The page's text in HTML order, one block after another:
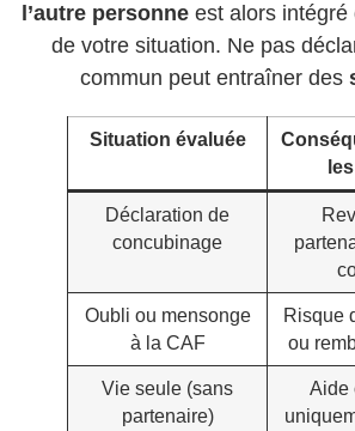
l’autre personne est alors intégré
de votre situation. Ne pas
commun peut entraîner des
Situation évaluée
Déclaration de
concubinage
Oubli ou mensonge
à la CAF
Risque
ou
Vie seule (sans
partenaire)
Aide